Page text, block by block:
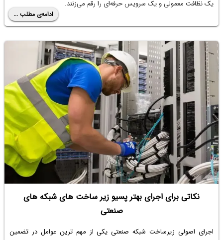
یک نظافت معمولی و یک سرویس حرفه‌ای را رقم می‌زنند.
ادامه‌ی مطلب ...
نکاتی برای اجرای بهتر پسیو زیر ساخت های شبکه های
صنعتی
اجرای اصولی زیرساخت شبکه صنعتی یکی از مهم ترین عوامل در تضمین